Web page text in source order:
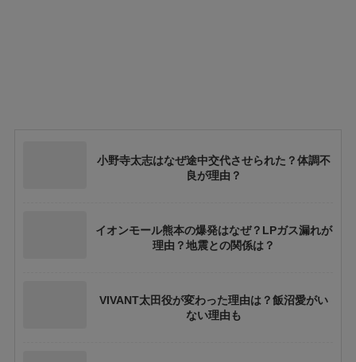
小野寺太志はなぜ途中交代させられた？体調不
良が理由？
イオンモール熊本の爆発はなぜ？LPガス漏れが
理由？地震との関係は？
VIVANT太田役が変わった理由は？飯沼愛がい
ない理由も